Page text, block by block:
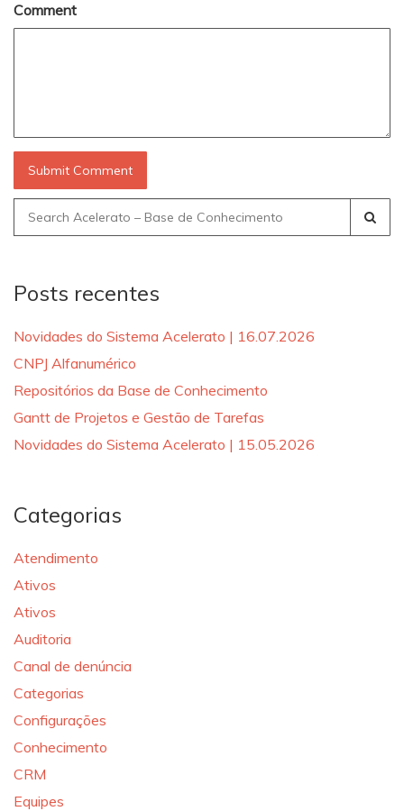
Comment
Search
for:
Posts recentes
Novidades do Sistema Acelerato | 16.07.2026
CNPJ Alfanumérico
Repositórios da Base de Conhecimento
Gantt de Projetos e Gestão de Tarefas
Novidades do Sistema Acelerato | 15.05.2026
Categorias
Atendimento
Ativos
Ativos
Auditoria
Canal de denúncia
Categorias
Configurações
Conhecimento
CRM
Equipes